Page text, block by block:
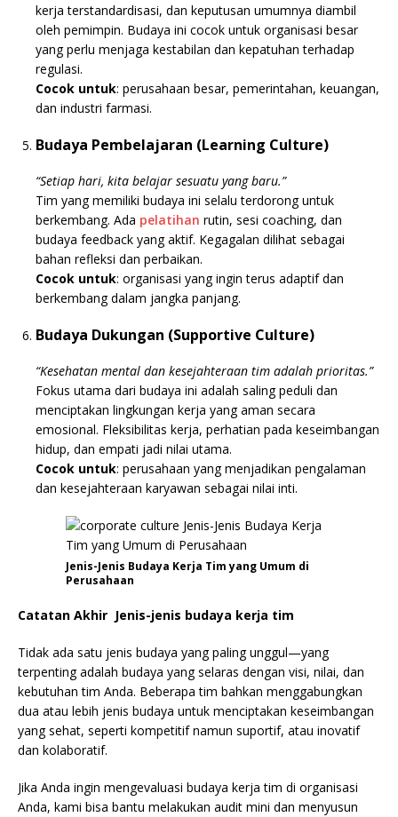
kerja terstandardisasi, dan keputusan umumnya diambil
oleh pemimpin. Budaya ini cocok untuk organisasi besar
yang perlu menjaga kestabilan dan kepatuhan terhadap
regulasi.
Cocok untuk: perusahaan besar, pemerintahan, keuangan,
dan industri farmasi.
Budaya Pembelajaran (Learning Culture)
“Setiap hari, kita belajar sesuatu yang baru.”
Tim yang memiliki budaya ini selalu terdorong untuk
berkembang. Ada pelatihan rutin, sesi coaching, dan
budaya feedback yang aktif. Kegagalan dilihat sebagai
bahan refleksi dan perbaikan.
Cocok untuk: organisasi yang ingin terus adaptif dan
berkembang dalam jangka panjang.
Budaya Dukungan (Supportive Culture)
“Kesehatan mental dan kesejahteraan tim adalah prioritas.”
Fokus utama dari budaya ini adalah saling peduli dan
menciptakan lingkungan kerja yang aman secara
emosional. Fleksibilitas kerja, perhatian pada keseimbangan
hidup, dan empati jadi nilai utama.
Cocok untuk: perusahaan yang menjadikan pengalaman
dan kesejahteraan karyawan sebagai nilai inti.
Jenis-Jenis Budaya Kerja Tim yang Umum di
Perusahaan
Catatan Akhir Jenis-jenis budaya kerja tim
Tidak ada satu jenis budaya yang paling unggul—yang
terpenting adalah budaya yang selaras dengan visi, nilai, dan
kebutuhan tim Anda. Beberapa tim bahkan menggabungkan
dua atau lebih jenis budaya untuk menciptakan keseimbangan
yang sehat, seperti kompetitif namun suportif, atau inovatif
dan kolaboratif.
Jika Anda ingin mengevaluasi budaya kerja tim di organisasi
Anda, kami bisa bantu melakukan audit mini dan menyusun